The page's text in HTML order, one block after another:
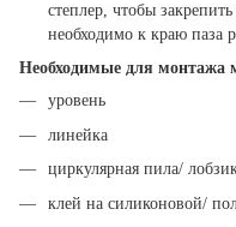
степлер, чтобы
необходимо к краю паза
Необходимые для монтажа
уровень
линейка
циркулярная пила/
клей на силиконовой/